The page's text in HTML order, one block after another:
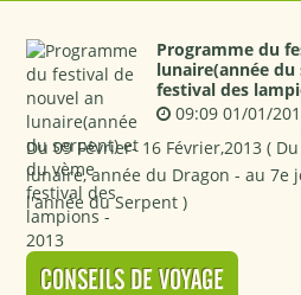
Programme du
lunaire(année
festival des
09:09 01/01/
Du 09 Février- 16 Février,2013 (
lunaire, année du Dragon - au
l'année du Serpent )
CONSEILS DE VOYAGE